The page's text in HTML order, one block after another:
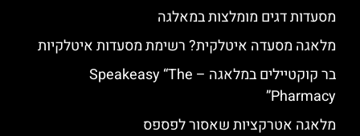
מסעדות דגים מומלצות במאלגה
מלאגה מסעדה איטלקית? רשימת מסעדות איטלקיות
בר קוקטיילים במלאגה – Speakeasy “The
Pharmacy”
מלאגה אטרקציות שאסור לפספס